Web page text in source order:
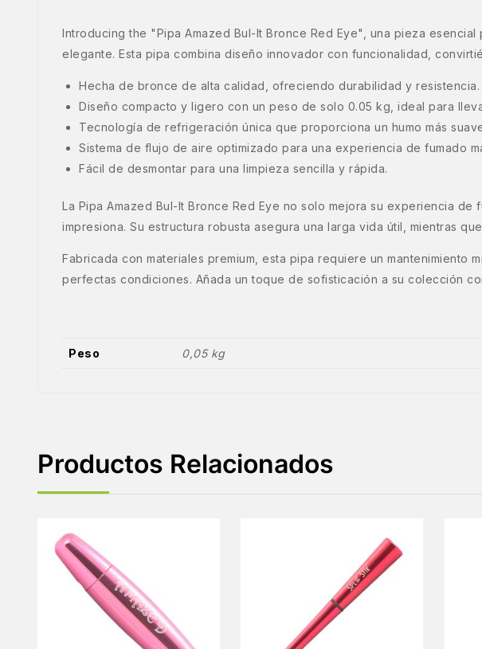
Introducing the "Pipa Amazed Bul-It Bronce Red Eye", una pieza
elegante. Esta pipa combina diseño innovador con funcionalidad,
Hecha de bronce de alta calidad, ofreciendo durabilidad y resistencia.
Diseño compacto y ligero con un peso de solo 0.05 kg, ideal para
Tecnología de refrigeración única que proporciona un humo más
Sistema de flujo de aire optimizado para una experiencia de fumado
Fácil de desmontar para una limpieza sencilla y rápida.
La Pipa Amazed Bul-It Bronce Red Eye no solo mejora su experiencia
impresiona. Su estructura robusta asegura una larga vida útil, mientras
Fabricada con materiales premium, esta pipa requiere un mantenimiento
perfectas condiciones. Añada un toque de sofisticación a su colección
Peso 0,05 kg
Productos Relacionados